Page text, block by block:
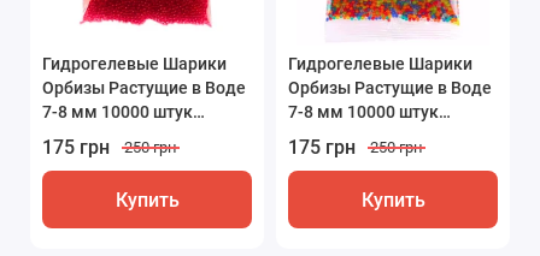
Гидрогелевые Шарики
Орбизы Растущие в Воде
7-8 мм 10000 штук
Красные
175 грн 250 грн
Купить
Гидрогелевые Шарики
Орбизы Растущие в Воде
7-8 мм 10000 штук
Разноцветные
175 грн 250 грн
Купить